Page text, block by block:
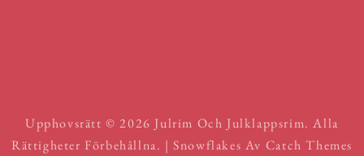
Upphovsrätt © 2026 Julrim Och Julklappsrim. Alla
Rättigheter Förbehållna. | Snowflakes Av Catch Themes